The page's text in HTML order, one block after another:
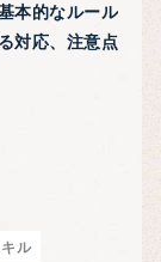
本的なルール
対応、注意点
ル